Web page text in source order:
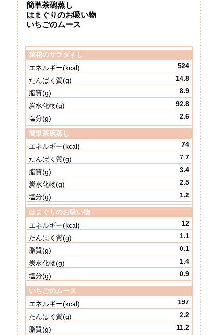
簡単茶碗蒸し
はまぐりのお吸い物
いちごのムース
菜花のサラダすし
524
14.8
8.9
92.8
2.6
簡単茶碗蒸し
74
7.7
3.4
2.5
1.2
はまぐりのお吸い物
12
1.1
0.1
1.4
0.9
いちごのムース
197
2.2
11.2